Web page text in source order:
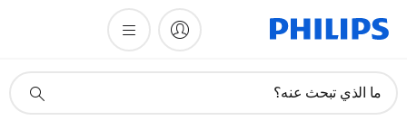
دعم
ما الذي تبحث عنه؟